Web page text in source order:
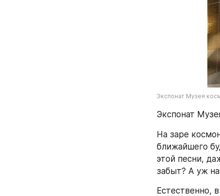
Экспонат Музея
Экспонат
На заре
ближайшего
этой песни,
забыт? А уж
Естественно,